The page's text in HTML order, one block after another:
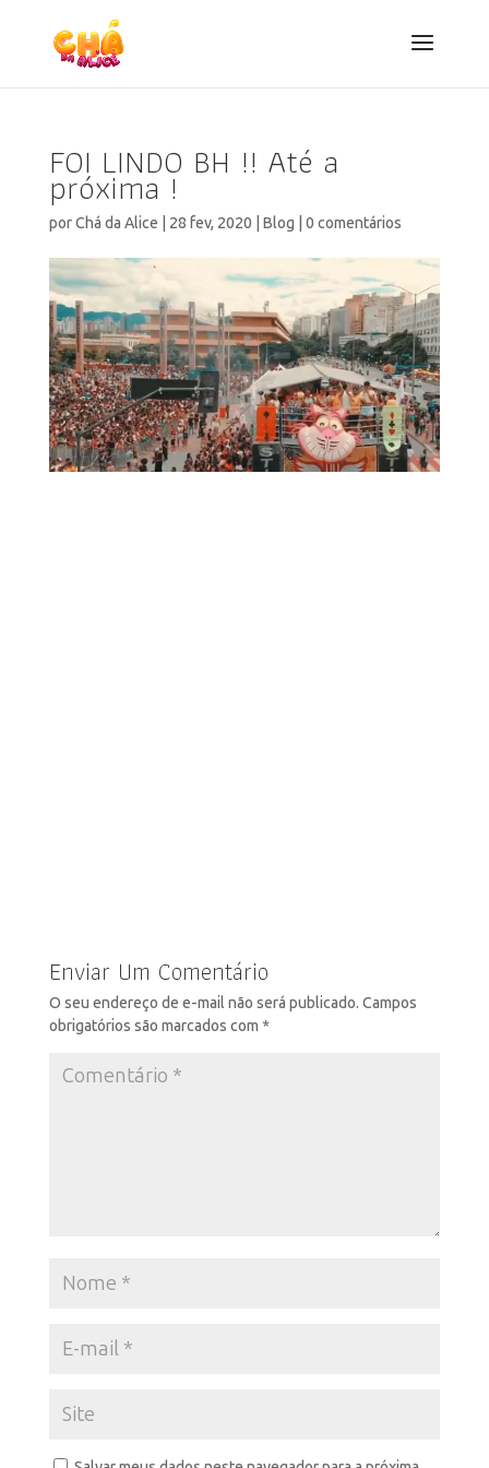
FOI LINDO BH !! Até a
próxima !
porChá da Alice 28 fev, 2020 Blog 0 comentários
Enviar Um Comentário
O seu endereço de e-mail não será publicado. Campos
obrigatórios são marcados com *